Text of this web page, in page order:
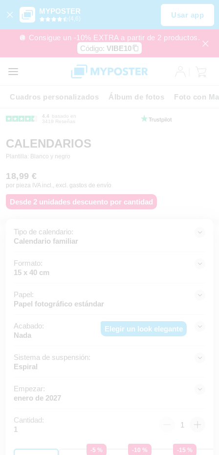
MYPOSTER
(4,6) Usar app
🪩 Consigue un -10% EXTRA a partir de 2 productos.
Código: VIBE10
Cuadros personalizados Álbum de fotos Foto con
4.4
basado en
3419 Reseñas
CALENDARIOS
Plantilla: Blanco y negro
18,99 €
por pieza IVA incl., excl. gastos de envío
Desde 2 unidades descuento por cantidad
Tipo de calendario:
Calendario familiar
Formato:
15 x 40 cm
Papel:
Papel fotográfico estándar
Acabado:
Nada
Elegir un look elegante
Sistema de suspensión:
Espiral
Empezar:
enero de 2027
Cantidad:
1
-5 %
-10 %
-15 %